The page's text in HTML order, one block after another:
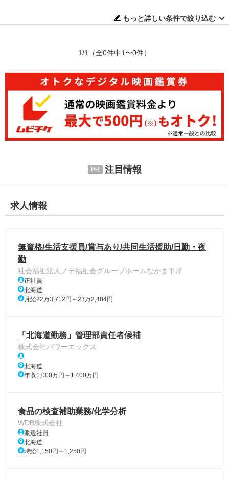
もっと詳しい条件で絞り込む
1/1 （全0件中1〜0件）
注目情報
求人情報
無資格/生活支援員/賞与あり/共同生活援助/日勤・夜
勤
社会福祉法人ノテ福祉会グループホームなかま平岸
正社員
北海道
月給22万3,712円～23万2,484円
「北海道勤務」管理部責任者候補
株式会社パワーエックス
北海道
年収1,000万円～1,400万円
食品の検査補助業務/化学分析
WDB株式会社
派遣社員
北海道
時給1,150円～1,250円